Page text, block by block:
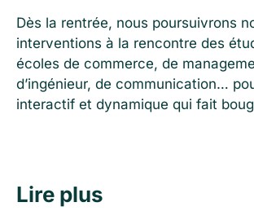
Dès la rentrée, nous poursuivrons
interventions à la rencontre des
écoles de commerce, de
d’ingénieur, de communication…
interactif et dynamique qui fait
Lire plus